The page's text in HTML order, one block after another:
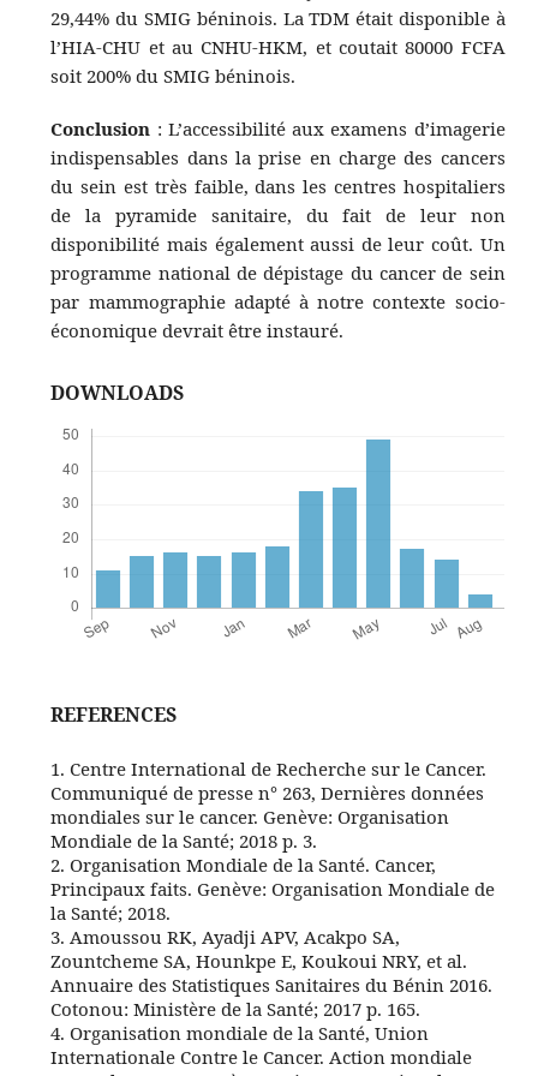
29,44% du SMIG béninois. La TDM était disponible à
l’HIA-CHU et au CNHU-HKM, et coutait 80000 FCFA
soit 200% du SMIG béninois.
Conclusion : L’accessibilité aux examens d’imagerie
indispensables dans la prise en charge des cancers
du sein est très faible, dans les centres hospitaliers
de la pyramide sanitaire, du fait de leur non
disponibilité mais également aussi de leur coût. Un
programme national de dépistage du cancer de sein
par mammographie adapté à notre contexte socio-
économique devrait être instauré.
DOWNLOADS
REFERENCES
1. Centre International de Recherche sur le Cancer.
Communiqué de presse n° 263, Dernières données
mondiales sur le cancer. Genève: Organisation
Mondiale de la Santé; 2018 p. 3.
2. Organisation Mondiale de la Santé. Cancer,
Principaux faits. Genève: Organisation Mondiale de
la Santé; 2018.
3. Amoussou RK, Ayadji APV, Acakpo SA,
Zountcheme SA, Hounkpe E, Koukoui NRY, et al.
Annuaire des Statistiques Sanitaires du Bénin 2016.
Cotonou: Ministère de la Santé; 2017 p. 165.
4. Organisation mondiale de la Santé, Union
Internationale Contre le Cancer. Action mondiale